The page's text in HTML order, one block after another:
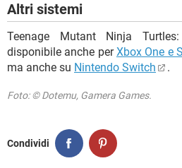
Altri sistemi
Teenage Mutant Ninja
disponibile anche perXbox One e
ma anche su Nintendo Switch .
Foto: © Dotemu, Gamera Games.
Condividi